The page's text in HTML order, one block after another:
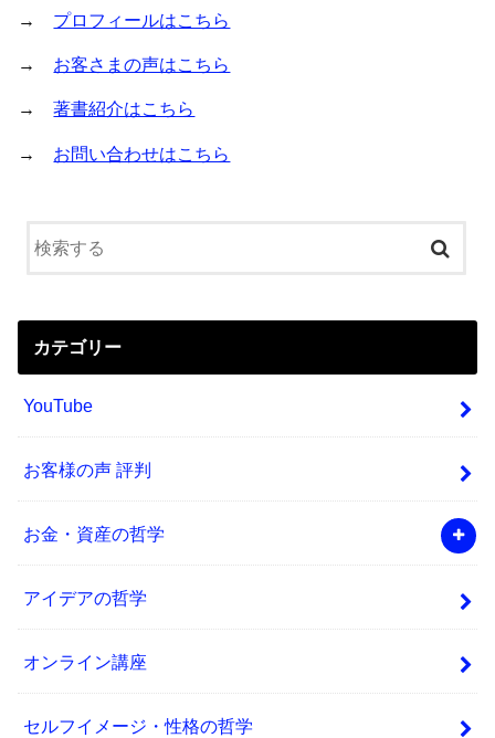
→ プロフィールはこちら
→ お客さまの声はこちら
→著書紹介はこちら
→ お問い合わせはこちら
カテゴリー
YouTube
お客様の声 評判
お金・資産の哲学
アイデアの哲学
オンライン講座
セルフイメージ・性格の哲学